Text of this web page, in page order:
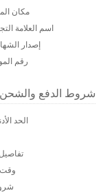
مكان
اسم العلامة
إصدار
رقم
شروط الدفع والشحن
الحد
وقت